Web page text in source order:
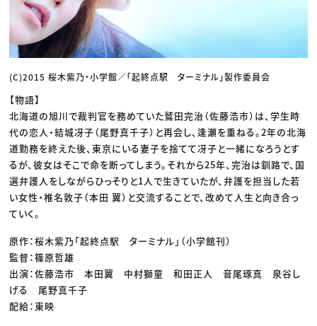
(C)2015 桜木紫乃・小学館／「起終点駅 ターミナル」製作委員会
【物語】
北海道の旭川で裁判官を務めていた鷲田完治（佐藤浩市）は、学生時
代の恋人・結城冴子（尾野真千子）と再会し、逢瀬を重ねる。2年の北海
道勤務を終えた後、東京にいる妻子を捨てて冴子と一緒になろうとす
るが、彼女はそこで命を断ってしまう。それから25年、完治は釧路で、国
選弁護人をしながらひっそりと1人で生きていたが、弁護を担当した若
い女性・椎名敦子（本田 翼）と交流することで、改めて人生と向き合っ
ていく。
原作：桜木紫乃「起終点駅 ターミナル」（小学館刊）
監督：篠原哲雄
出演：佐藤浩市 本田翼 中村獅童 和田正人 音尾琢真 泉谷し
げる 尾野真千子
配給：東映